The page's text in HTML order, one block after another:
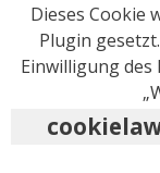
Dieses Cookie
Plugin
Einwilligung des